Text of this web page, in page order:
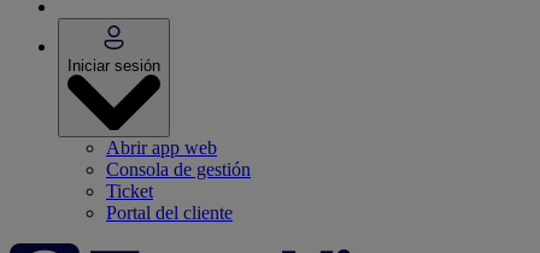
Iniciar sesión
Abrir app web
Consola de gestión
Ticket
Portal del cliente